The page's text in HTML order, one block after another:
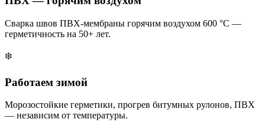
Сварка швов ПВХ-мембраны горячим воздухом 600 °C —
герметичность на 50+ лет.
❄️
Работаем зимой
Морозостойкие герметики, прогрев битумных рулонов, ПВХ
— независим от температуры.